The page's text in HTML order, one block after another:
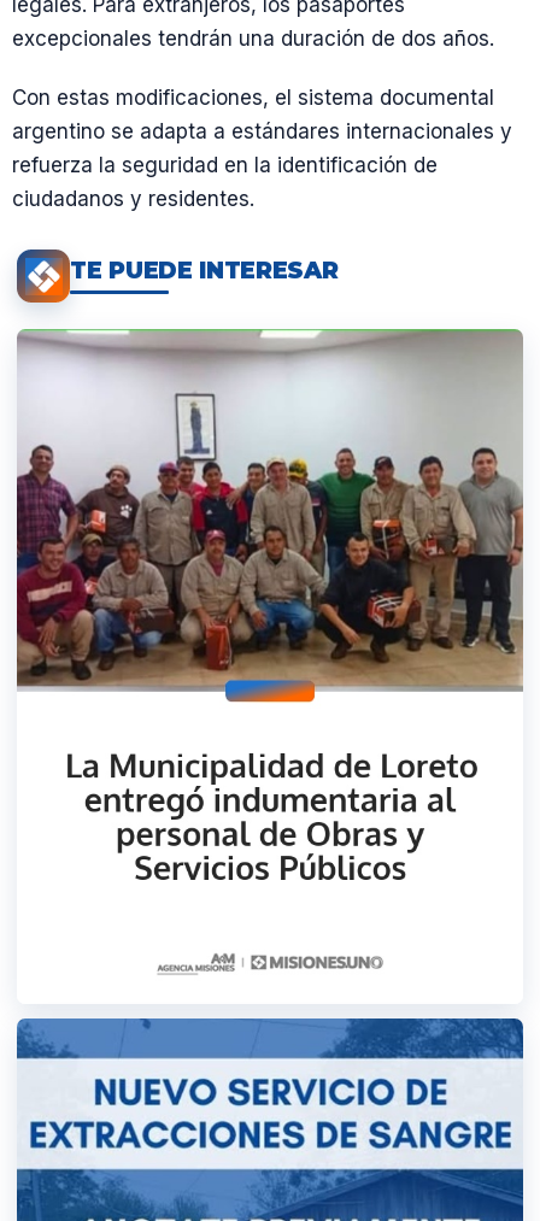
excepcionales tendrán una duración de dos años.
Con estas modificaciones, el sistema documental
argentino se adapta a estándares internacionales y
refuerza la seguridad en la identificación de
ciudadanos y residentes.
TE PUEDE INTERESAR